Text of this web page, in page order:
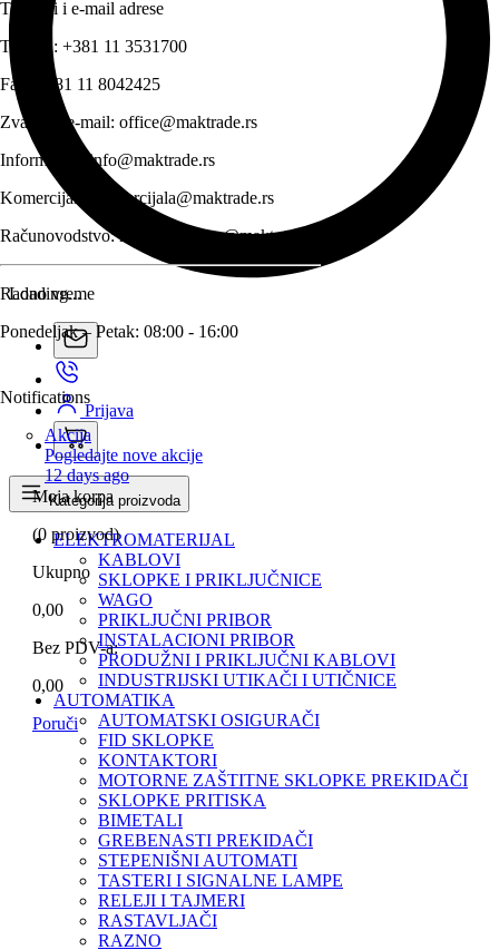
Telefoni i e-mail adrese
Telefon: +381 11 3531700
Fax:
+381 11 8042425
Zvanični e-mail: office@maktrade.rs
Informacije:
info@maktrade.rs
Komercijala:
komercijala@maktrade.rs
Računovodstvo:racunovodstvo@maktrade.rs
Radno vreme
Ponedeljak – Petak: 08:00 - 16:00
Loading...
Notifications
Akcija
Pogledajte nove akcije
12 days ago
Prijava
Moja korpa
(0 proizvod)
Ukupno
0,00
Bez PDV-a:
0,00
Poruči
Kategorija proizvoda
ELEKTROMATERIJAL
KABLOVI
SKLOPKE I PRIKLJUČNICE
WAGO
PRIKLJUČNI PRIBOR
INSTALACIONI PRIBOR
PRODUŽNI I PRIKLJUČNI KABLOVI
INDUSTRIJSKI UTIKAČI I UTIČNICE
AUTOMATIKA
AUTOMATSKI OSIGURAČI
FID SKLOPKE
KONTAKTORI
MOTORNE ZAŠTITNE SKLOPKE PREKIDAČI
SKLOPKE PRITISKA
BIMETALI
GREBENASTI PREKIDAČI
STEPENIŠNI AUTOMATI
TASTERI I SIGNALNE LAMPE
RELEJI I TAJMERI
RASTAVLJAČI
RAZNO